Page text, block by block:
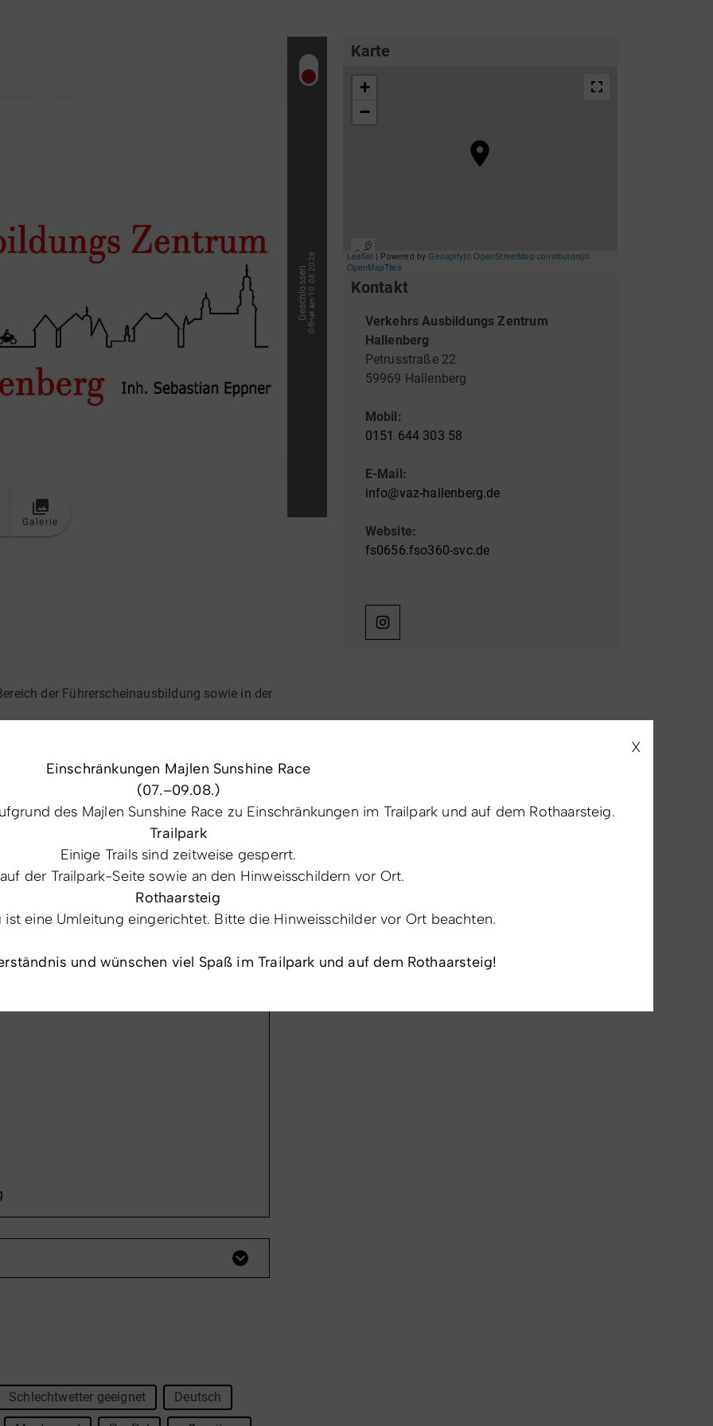
Erlebnisgutschein
Baumpflanzaktion Unterkünfte & Angebote
X
Einschränkungen Majlen Sunshine Race
(07.–09.08.)
des Majlen Sunshine Race zu Einschränkungen im Trailpark und auf dem Rothaarsteig.
Trailpark
Einige Trails sind zeitweise gesperrt.
der Trailpark-Seite sowie an den Hinweisschildern vor Ort.
Rothaarsteig
ist eine Umleitung eingerichtet. Bitte die Hinweisschilder vor Ort beachten.
und wünschen viel Spaß im Trailpark und auf dem Rothaarsteig!
GeschlossenÖffnet am 10.08.2026
Galerie
der Führerscheinausbildung sowie in der
und bei Fragen zur Verfügung.
und Weiterbildungen. Dies realisieren wir
Aus- und Weiterbildung und individuelle
Eder
in Hallenberg,
Schlechtwetter geeignet Deutsch
Karte
Kontakt
Verkehrs Ausbildungs Zentrum
Hallenberg
Petrusstraße 22
59969 Hallenberg
Mobil:
0151 644 303 58
E-Mail:
info@vaz-hallenberg.de
Website:
fs0656.fso360-svc.de